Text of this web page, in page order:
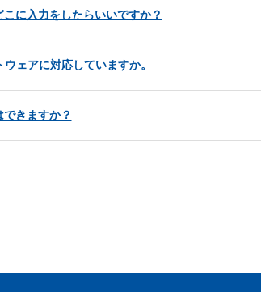
に入力をしたらいいですか？
ェアに対応していますか。
きますか？